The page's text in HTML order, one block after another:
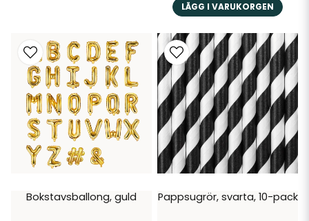
LÄGG I VARUKORGEN
Bokstavsballong, guld Pappsugrör, svarta, 10-pack